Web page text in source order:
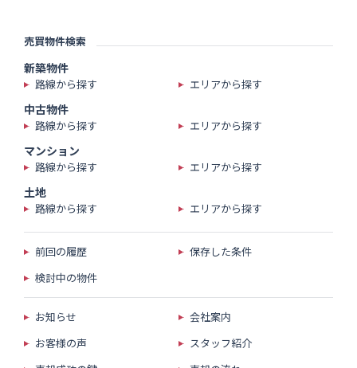
売買物件検索
新築物件
路線から探す エリアから探す
中古物件
路線から探す エリアから探す
マンション
路線から探す エリアから探す
土地
路線から探す エリアから探す
前回の履歴
保存した条件
検討中の物件
お知らせ
会社案内
お客様の声
スタッフ紹介